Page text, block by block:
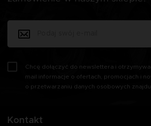
Kontakt
Chcę dołączyć do newslettera i
mail informacje o ofertach, promocjach i
o przetwarzaniu danych osobowych